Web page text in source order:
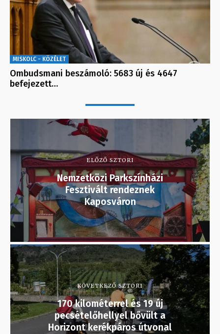
MISKOLC - KÖZÉLET
Ombudsmani beszámoló: 5683 új és 4647
befejezett…
ELŐZŐ SZTORI
Nemzetközi Parkszínházi
Fesztivált rendeznek
Kaposváron
KÖVETKEZŐ SZTORI
170 kilométerrel és 19 új
pecsételőhellyel bővült a
Horizont kerékpáros útvonal